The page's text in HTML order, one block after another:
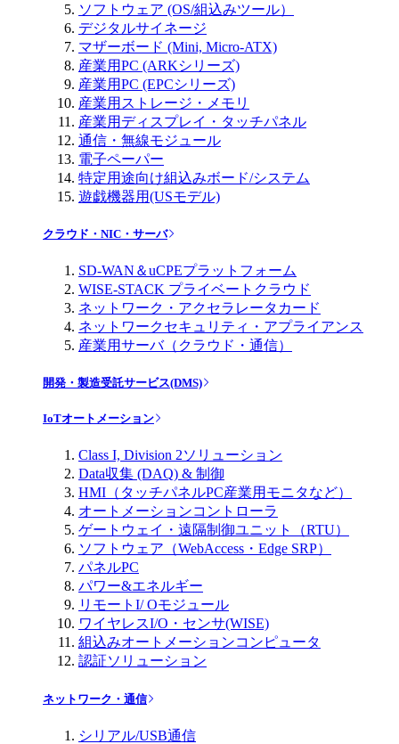
ソフトウェア (OS/組込みツール）
デジタルサイネージ
マザーボード (Mini, Micro-ATX)
産業用PC (ARKシリーズ)
産業用PC (EPCシリーズ)
産業用ストレージ・メモリ
産業用ディスプレイ・タッチパネル
通信・無線モジュール
電子ペーパー
特定用途向け組込みボード/システム
遊戯機器用(USモデル)
クラウド・NIC・サーバ
SD-WAN＆uCPEプラットフォーム
WISE-STACK プライベートクラウド
ネットワーク・アクセラレータカード
ネットワークセキュリティ・アプライアンス
産業用サーバ（クラウド・通信）
開発・製造受託サービス(DMS)
IoTオートメーション
Class I, Division 2ソリューション
Data収集 (DAQ) & 制御
HMI（タッチパネルPC産業用モニタなど）
オートメーションコントローラ
ゲートウェイ・遠隔制御ユニット（RTU）
ソフトウェア（WebAccess・Edge SRP）
パネルPC
パワー&エネルギー
リモートI/ Oモジュール
ワイヤレスI/O・センサ(WISE)
組込みオートメーションコンピュータ
認証ソリューション
ネットワーク・通信
シリアル/USB通信